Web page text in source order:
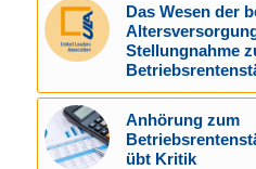
Das Wesen der
Stellungnahme
Anhörung zum
übt Kritik